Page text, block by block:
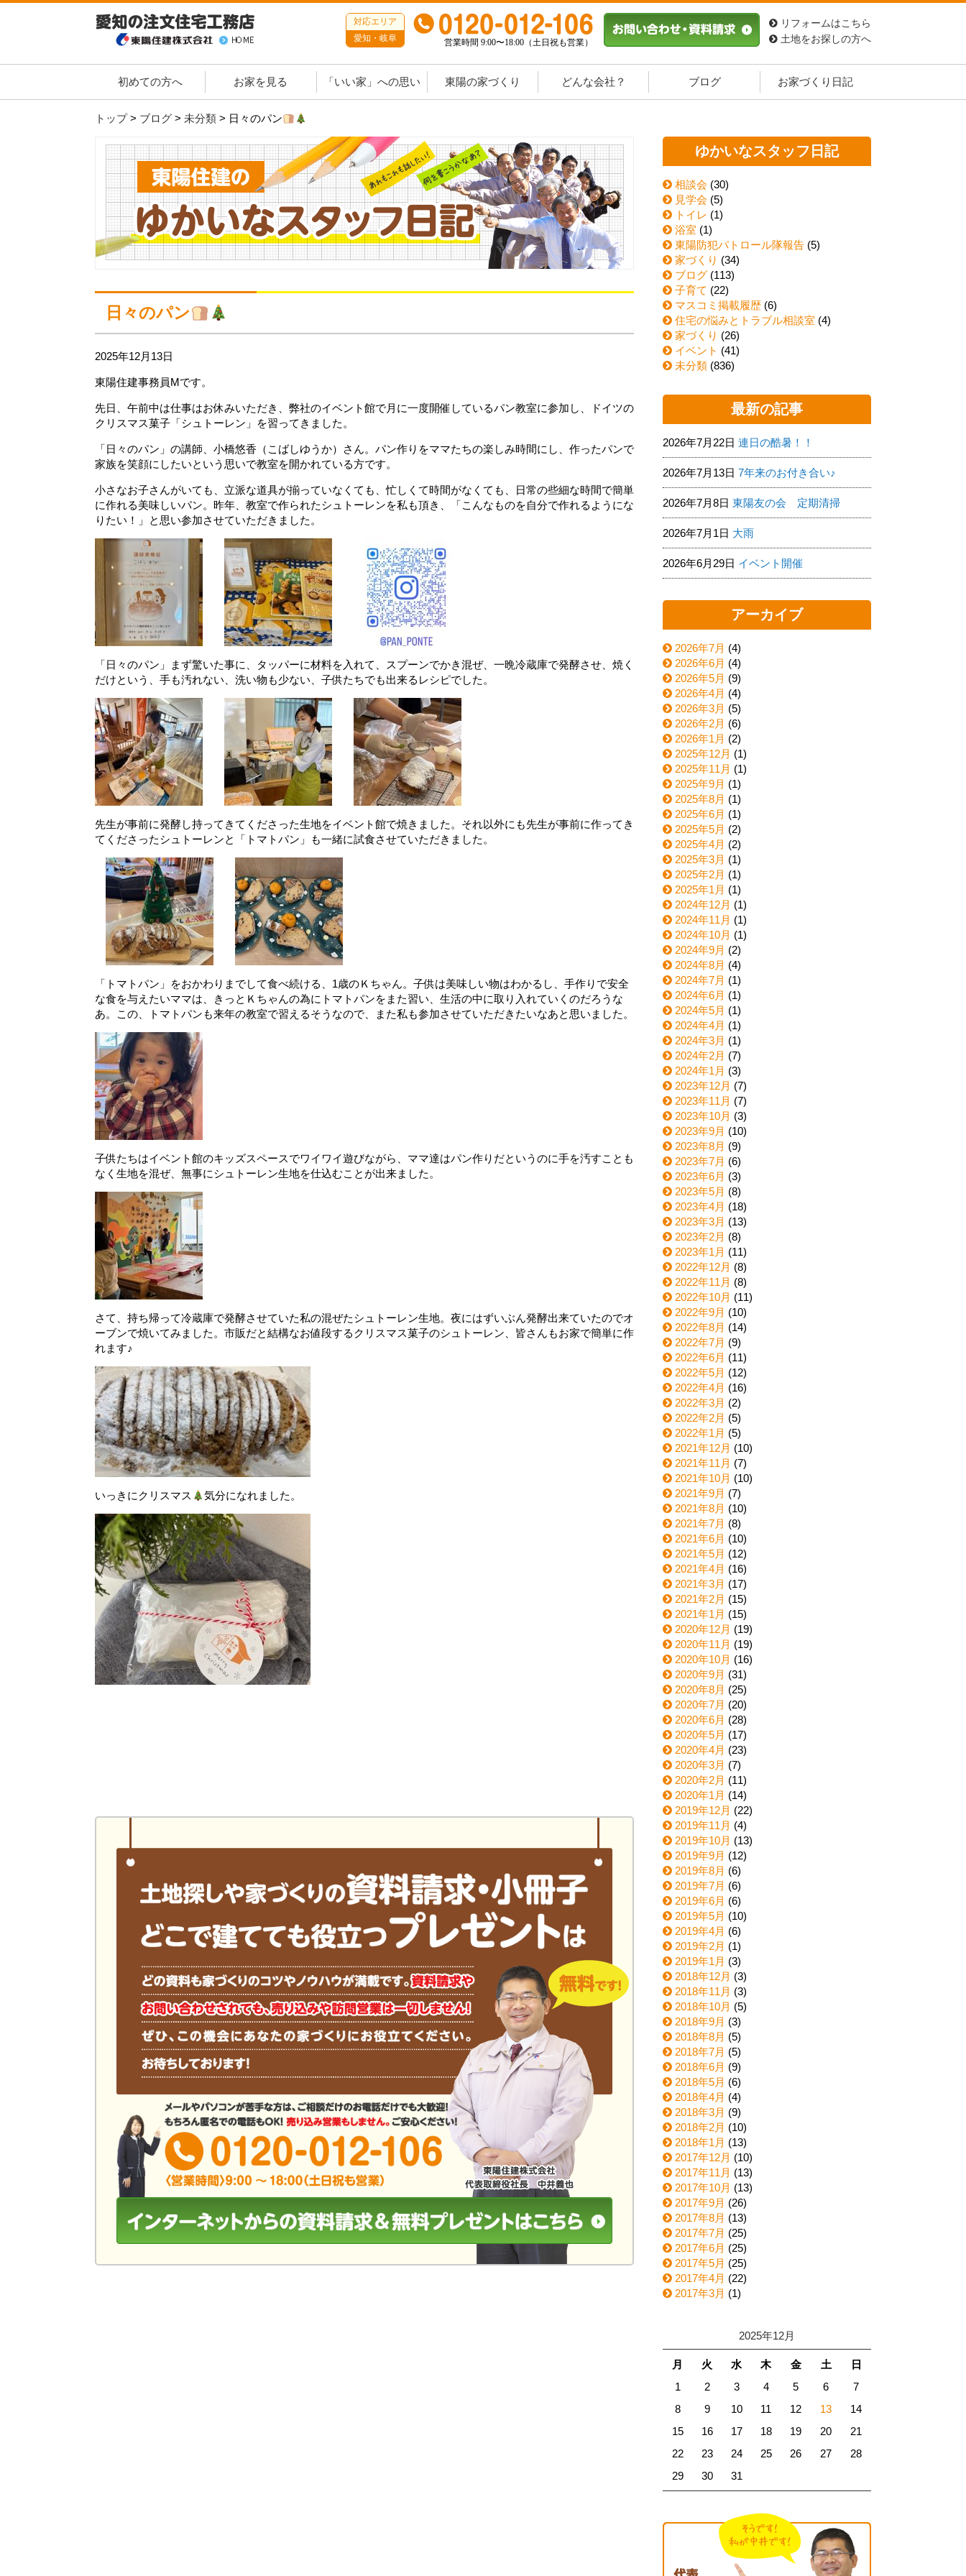
対応エリア
愛知・岐阜
営業時間 9:00〜18:00（土日祝も営業）
リフォームはこちら
土地をお探しの方へ
初めての方へ お家を見る 「いい家」への思い 東陽の家づくり どんな会社？ ブログ お家づくり日記
トップ> ブログ > 未分類 > 日々のパン
日々のパン
2025年12月13日
東陽住建事務員Mです。
先日、午前中は仕事はお休みいただき、弊社のイベント館で月に一度開催しているパン教室に参加し、ドイツの
クリスマス菓子「シュトーレン」を習ってきました。
「日々のパン」の講師、小橋悠香（こばしゆうか）さん。パン作りをママたちの楽しみ時間にし、作ったパンで
家族を笑顔にしたいという思いで教室を開かれている方です。
小さなお子さんがいても、立派な道具が揃っていなくても、忙しくて時間がなくても、日常の些細な時間で簡単
に作れる美味しいパン。昨年、教室で作られたシュトーレンを私も頂き、「こんなものを自分で作れるようにな
りたい！」と思い参加させていただきました。
「日々のパン」まず驚いた事に、タッパーに材料を入れて、スプーンでかき混ぜ、一晩冷蔵庫で発酵させ、焼く
だけという、手も汚れない、洗い物も少ない、子供たちでも出来るレシピでした。
先生が事前に発酵し持ってきてくださった生地をイベント館で焼きました。それ以外にも先生が事前に作ってき
てくださったシュトーレンと「トマトパン」も一緒に試食させていただきました。
「トマトパン」をおかわりまでして食べ続ける、1歳のＫちゃん。子供は美味しい物はわかるし、手作りで安全
な食を与えたいママは、きっとＫちゃんの為にトマトパンをまた習い、生活の中に取り入れていくのだろうな
あ。この、トマトパンも来年の教室で習えるそうなので、また私も参加させていただきたいなあと思いました。
子供たちはイベント館のキッズスペースでワイワイ遊びながら、ママ達はパン作りだというのに手を汚すことも
なく生地を混ぜ、無事にシュトーレン生地を仕込むことが出来ました。
さて、持ち帰って冷蔵庫で発酵させていた私の混ぜたシュトーレン生地。夜にはずいぶん発酵出来ていたのでオ
ーブンで焼いてみました。市販だと結構なお値段するクリスマス菓子のシュトーレン、皆さんもお家で簡単に作
れます♪
いっきにクリスマス 気分になれました。
ゆかいなスタッフ日記
相談会 (30)
見学会 (5)
トイレ (1)
浴室 (1)
東陽防犯パトロール隊報告 (5)
家づくり (34)
ブログ (113)
子育て (22)
マスコミ掲載履歴 (6)
住宅の悩みとトラブル相談室 (4)
家づくり (26)
イベント (41)
未分類 (836)
最新の記事
2026年7月22日 連日の酷暑！！
2026年7月13日 7年来のお付き合い♪
2026年7月8日 東陽友の会 定期清掃
2026年7月1日 大雨
2026年6月29日 イベント開催
アーカイブ
2026年7月 (4)
2026年6月 (4)
2026年5月 (9)
2026年4月 (4)
2026年3月 (5)
2026年2月 (6)
2026年1月 (2)
2025年12月 (1)
2025年11月 (1)
2025年9月 (1)
2025年8月 (1)
2025年6月 (1)
2025年5月 (2)
2025年4月 (2)
2025年3月 (1)
2025年2月 (1)
2025年1月 (1)
2024年12月 (1)
2024年11月 (1)
2024年10月 (1)
2024年9月 (2)
2024年8月 (4)
2024年7月 (1)
2024年6月 (1)
2024年5月 (1)
2024年4月 (1)
2024年3月 (1)
2024年2月 (7)
2024年1月 (3)
2023年12月 (7)
2023年11月 (7)
2023年10月 (3)
2023年9月 (10)
2023年8月 (9)
2023年7月 (6)
2023年6月 (3)
2023年5月 (8)
2023年4月 (18)
2023年3月 (13)
2023年2月 (8)
2023年1月 (11)
2022年12月 (8)
2022年11月 (8)
2022年10月 (11)
2022年9月 (10)
2022年8月 (14)
2022年7月 (9)
2022年6月 (11)
2022年5月 (12)
2022年4月 (16)
2022年3月 (2)
2022年2月 (5)
2022年1月 (5)
2021年12月 (10)
2021年11月 (7)
2021年10月 (10)
2021年9月 (7)
2021年8月 (10)
2021年7月 (8)
2021年6月 (10)
2021年5月 (12)
2021年4月 (16)
2021年3月 (17)
2021年2月 (15)
2021年1月 (15)
2020年12月 (19)
2020年11月 (19)
2020年10月 (16)
2020年9月 (31)
2020年8月 (25)
2020年7月 (20)
2020年6月 (28)
2020年5月 (17)
2020年4月 (23)
2020年3月 (7)
2020年2月 (11)
2020年1月 (14)
2019年12月 (22)
2019年11月 (4)
2019年10月 (13)
2019年9月 (12)
2019年8月 (6)
2019年7月 (6)
2019年6月 (6)
2019年5月 (10)
2019年4月 (6)
2019年2月 (1)
2019年1月 (3)
2018年12月 (3)
2018年11月 (3)
2018年10月 (5)
2018年9月 (3)
2018年8月 (5)
2018年7月 (5)
2018年6月 (9)
2018年5月 (6)
2018年4月 (4)
2018年3月 (9)
2018年2月 (10)
2018年1月 (13)
2017年12月 (10)
2017年11月 (13)
2017年10月 (13)
2017年9月 (26)
2017年8月 (13)
2017年7月 (25)
2017年6月 (25)
2017年5月 (25)
2017年4月 (22)
2017年3月 (1)
2025年12月
月 火 水 木 金 土
日
1
2 3 4 5 6
7
8
9 10 11 12 13
14
15
16 17 18 19 20
21
22
23 24 25 26 27
28
29
30 31